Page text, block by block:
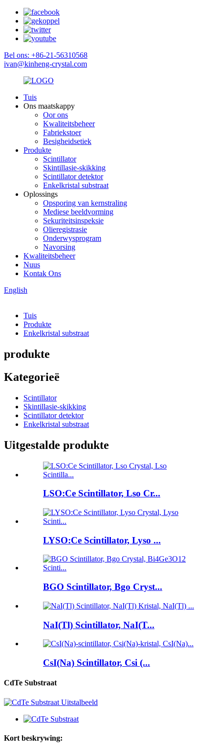
Bel ons: +86-21-56310568
ivan@kinheng-crystal.com
Tuis
Ons maatskappy
Oor ons
Kwaliteitsbeheer
Fabriekstoer
Besigheidsetiek
Produkte
Scintillator
Skintillasie-skikking
Scintillator detektor
Enkelkristal substraat
Oplossings
Opsporing van kernstraling
Mediese beeldvorming
Sekuriteitsinspeksie
Olieregistrasie
Onderwysprogram
Navorsing
Kwaliteitsbeheer
Nuus
Kontak Ons
English
Tuis
Produkte
Enkelkristal substraat
produkte
Kategorieë
Scintillator
Skintillasie-skikking
Scintillator detektor
Enkelkristal substraat
Uitgestalde produkte
LSO:Ce Scintillator, Lso Cr...
LYSO:Ce Scintillator, Lyso ...
BGO Scintillator, Bgo Cryst...
NaI(Tl) Scintillator, NaI(T...
CsI(Na) Scintillator, Csi (...
CdTe Substraat
Kort beskrywing: